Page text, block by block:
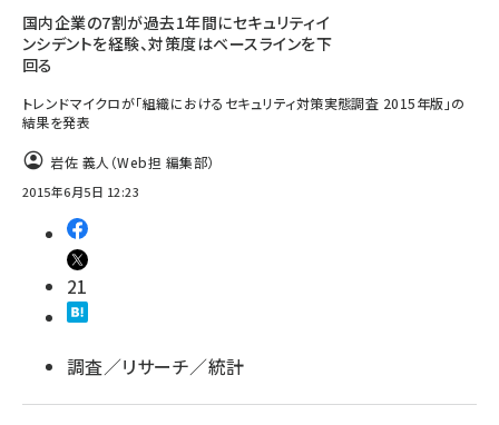
国内企業の7割が過去1年間にセキュリティイ
ンシデントを経験、対策度はベースラインを下
回る
トレンドマイクロが「組織におけるセキュリティ対策実態調査 2015年版」の
結果を発表
岩佐 義人（Web担 編集部）
2015年6月5日 12:23
21
調査／リサーチ／統計